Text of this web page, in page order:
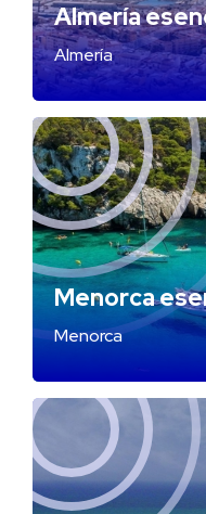
Almería
Almería
Menorca
Menorca